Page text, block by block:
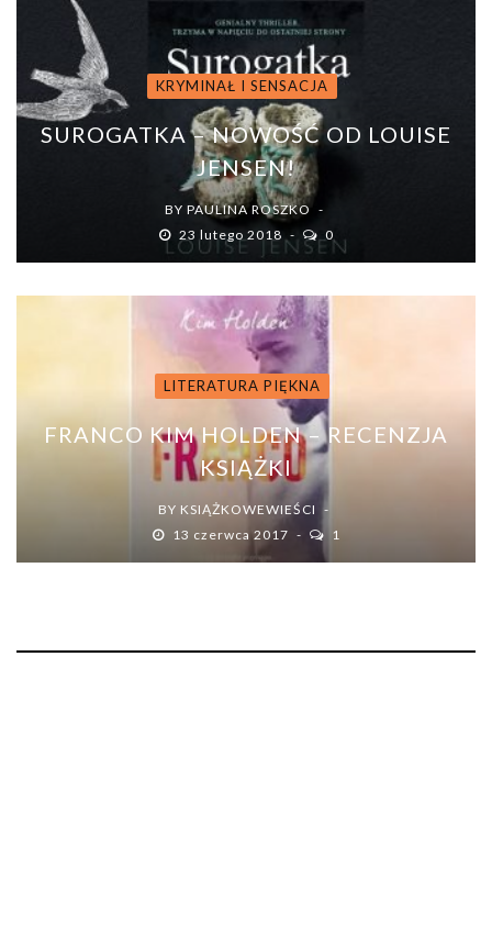
KRYMINAŁ I SENSACJA
SUROGATKA – NOWOŚĆ OD LOUISE
JENSEN!
BY PAULINA ROSZKO
23 lutego 2018
0
LITERATURA PIĘKNA
FRANCO KIM HOLDEN – RECENZJA
KSIĄŻKI
BY KSIĄŻKOWEWIEŚCI
13 czerwca 2017
1